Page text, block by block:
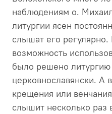
наблюдениям о.
литургии ясен
слышат его
возможность
было решено
церковнославянски. А
крещения или
слышит несколько раз